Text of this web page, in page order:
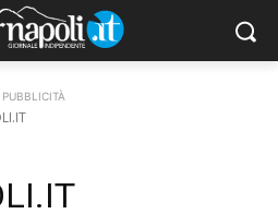
PUBBLICITÀ